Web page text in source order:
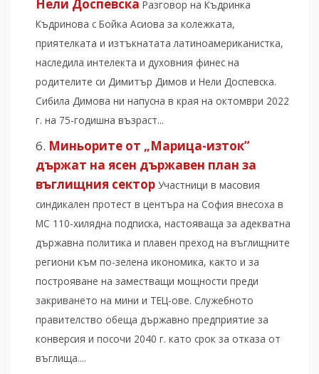
Нели Доспевска Разговор на Къдринка
Къдринова с Бойка Асиова за колежката,
приятелката и изтъкнатата латиноамериканистка,
наследила интелекта и духовния финес на
родителите си Димитър Димов и Нели Доспевска.
Сибила Димова ни напусна в края на октомври 2022
г. на 75-годишна възраст...
Миньорите от „Марица-изток”
държат на ясен държавен план за
въглищния сектор Участници в масовия
синдикален протест в центъра на София внесоха в
МС 110-хилядна подписка, настояваща за адекватна
държавна политика и плавен преход на въглищните
региони към по-зелена икономика, както и за
построяване на заместващи мощности преди
закриването на мини и ТЕЦ-ове. Служебното
правителство обеща държавно предприятие за
конверсия и посочи 2040 г. като срок за отказа от
въглища....